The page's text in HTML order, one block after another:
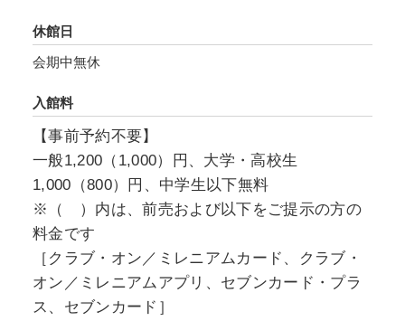
い。
休館日
会期中無休
入館料
【事前予約不要】
一般1,200（1,000）円、大学・高校生
1,000（800）円、中学生以下無料
※（ ）内は、前売および以下をご提示の方の
料金です
［クラブ・オン／ミレニアムカード、クラブ・
オン／ミレニアムアプリ、セブンカード・プラ
ス、セブンカード］